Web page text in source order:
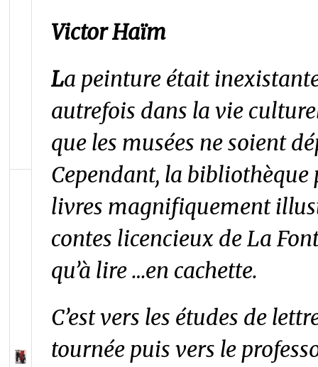
Victor Haïm
La peinture était
autrefois dans la vie
que les musées ne soient
Cependant, la
livres magnifiquement
contes licencieux de La
qu’à lire …en cachette.
C’est vers les études de
tournée puis vers le